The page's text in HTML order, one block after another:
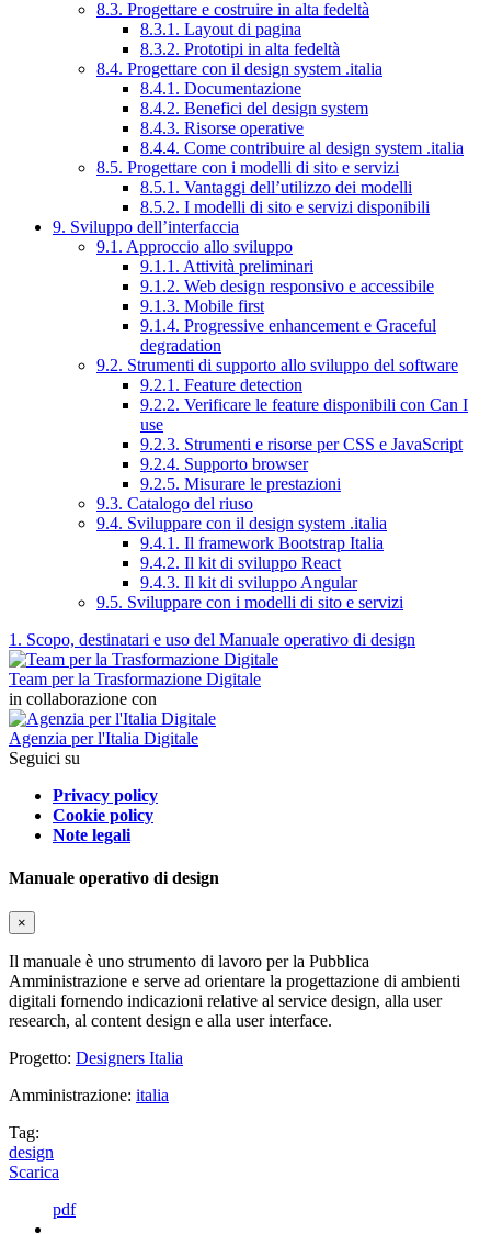
8.3. Progettare e costruire in alta fedeltà
8.3.1. Layout di pagina
8.3.2. Prototipi in alta fedeltà
8.4. Progettare con il design system .italia
8.4.1. Documentazione
8.4.2. Benefici del design system
8.4.3. Risorse operative
8.4.4. Come contribuire al design system .italia
8.5. Progettare con i modelli di sito e servizi
8.5.1. Vantaggi dell’utilizzo dei modelli
8.5.2. I modelli di sito e servizi disponibili
9. Sviluppo dell’interfaccia
9.1. Approccio allo sviluppo
9.1.1. Attività preliminari
9.1.2. Web design responsivo e accessibile
9.1.3. Mobile first
9.1.4. Progressive enhancement e Graceful
degradation
9.2. Strumenti di supporto allo sviluppo del software
9.2.1. Feature detection
9.2.2. Verificare le feature disponibili con Can I
use
9.2.3. Strumenti e risorse per CSS e JavaScript
9.2.4. Supporto browser
9.2.5. Misurare le prestazioni
9.3. Catalogo del riuso
9.4. Sviluppare con il design system .italia
9.4.1. Il framework Bootstrap Italia
9.4.2. Il kit di sviluppo React
9.4.3. Il kit di sviluppo Angular
9.5. Sviluppare con i modelli di sito e servizi
1. Scopo, destinatari e uso del Manuale operativo di design
Team per la Trasformazione Digitale
in collaborazione con
Agenzia per l'Italia Digitale
Seguici su
Privacy policy
Cookie policy
Note legali
Manuale operativo di design
×
Il manuale è uno strumento di lavoro per la Pubblica
Amministrazione e serve ad orientare la progettazione di ambienti
digitali fornendo indicazioni relative al service design, alla user
research, al content design e alla user interface.
Progetto: Designers Italia
Amministrazione: italia
Tag:
design
Scarica
pdf